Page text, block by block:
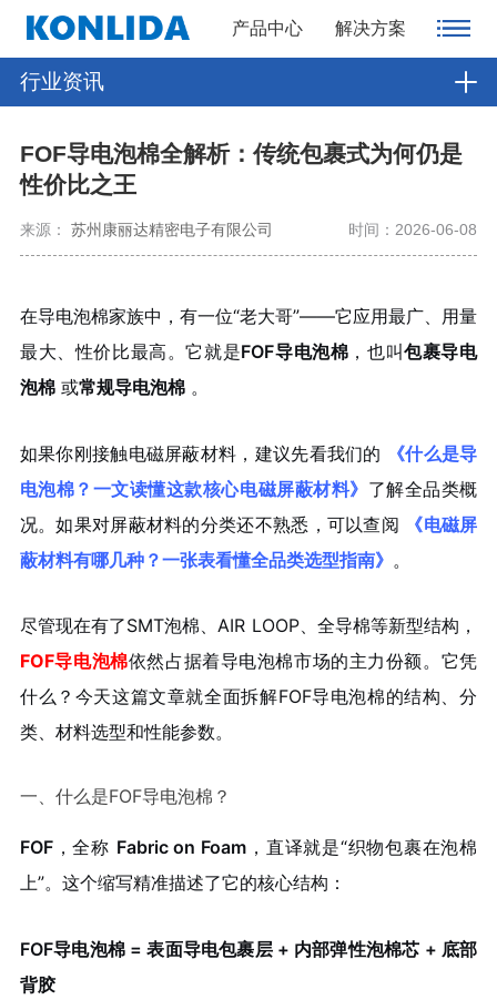
产品中心 解决方案
行业资讯
FOF导电泡棉全解析：传统包裹式为何仍是
性价比之王
来源： 苏州康丽达精密电子有限公司 时间：2026-06-08
在导电泡棉家族中，有一位“老大哥”——它应用最广、用量
最大、性价比最高。它就是FOF导电泡棉 ，也叫包裹导电
泡棉 或常规导电泡棉 。
如果你刚接触电磁屏蔽材料，建议先看我们的
《什么是导
电泡棉？一文读懂这款核心电磁屏蔽材料》 了解全品类概
况。如果对屏蔽材料的分类还不熟悉，可以查阅
《电磁屏
蔽材料有哪几种？一张表看懂全品类选型指南》 。
尽管现在有了SMT泡棉、AIR LOOP、全导棉等新型结构，
FOF导电泡棉依然占据着导电泡棉市场的主力份额。它凭
什么？今天这篇文章就全面拆解FOF导电泡棉的结构、分
类、材料选型和性能参数。
一、什么是FOF导电泡棉？
FOF，全称 Fabric on Foam ，直译就是“织物包裹在泡棉
上”。这个缩写精准描述了它的核心结构：
FOF导电泡棉 = 表面导电包裹层 + 内部弹性泡棉芯 + 底部
背胶